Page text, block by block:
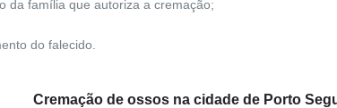
da família que autoriza a cremação;
do falecido.
Cremação de ossos na cidade de Porto